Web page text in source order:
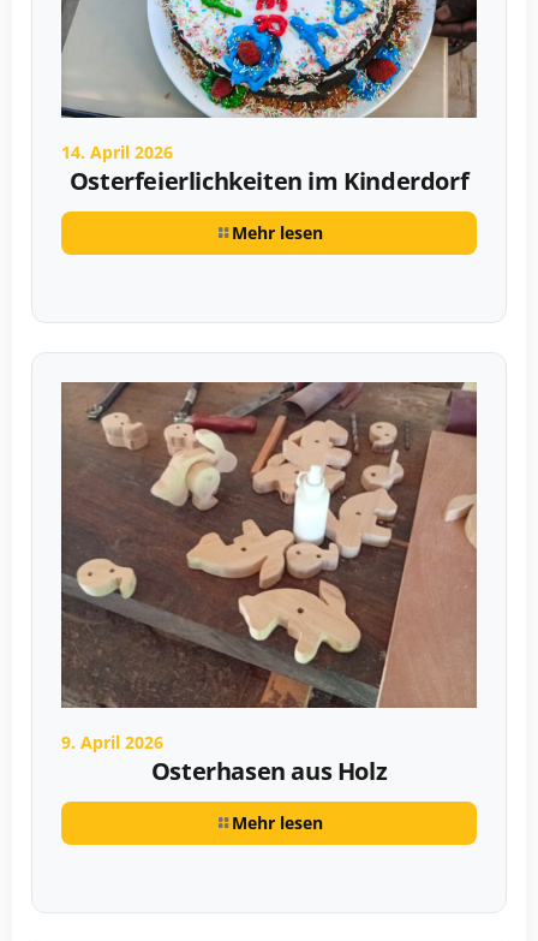
14. April 2026
Osterfeierlichkeiten im Kinderdorf
Mehr lesen
9. April 2026
Osterhasen aus Holz
Mehr lesen